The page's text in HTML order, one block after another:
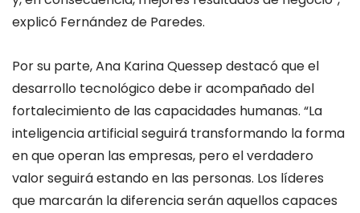
explicó Fernández de Paredes.
Por su parte, Ana Karina Quessep destacó que el
desarrollo tecnológico debe ir acompañado del
fortalecimiento de las capacidades humanas. “La
inteligencia artificial seguirá transformando la forma
en que operan las empresas, pero el verdadero
valor seguirá estando en las personas. Los líderes
que marcarán la diferencia serán aquellos capaces